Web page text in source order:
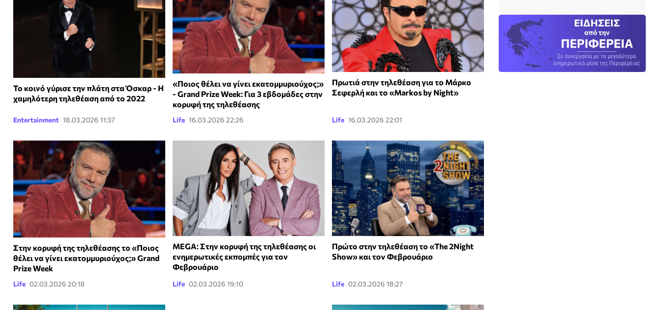
Το κοινό γύρισε την πλάτη στα Όσκαρ - Η
χαμηλότερη τηλεθέαση από το 2022
Entertainment 18.03.2026 11:37
«Ποιος θέλει να γίνει εκατομμυριούχος;»
- Grand Prize Week: Για 3 εβδομάδες στην
κορυφή της τηλεθέασης
Life 16.03.2026 22:26
Πρωτιά στην τηλεθέαση για το Μάρκο
Σεφερλή και το «Markos by Night»
Life 16.03.2026 22:01
Στην κορυφή της τηλεθέασης το «Ποιος
θέλει να γίνει εκατομμυριούχος;» Grand
Prize Week
Life 02.03.2026 20:18
MEGA: Στην κορυφή της τηλεθέασης οι
ενημερωτικές εκπομπές για τον
Φεβρουάριο
Life 02.03.2026 19:10
Πρώτο στην τηλεθέαση το «The 2Night
Show» και τον Φεβρουάριο
Life 02.03.2026 18:27